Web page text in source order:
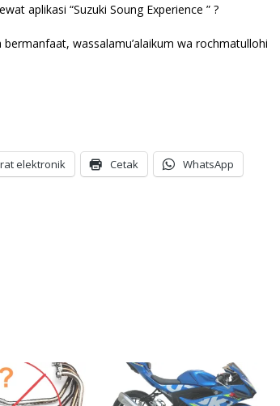
aplikasi “Suzuki Soung Experience ” ?
wassalamu’alaikum wa rochmatullohi
elektronik Cetak WhatsApp